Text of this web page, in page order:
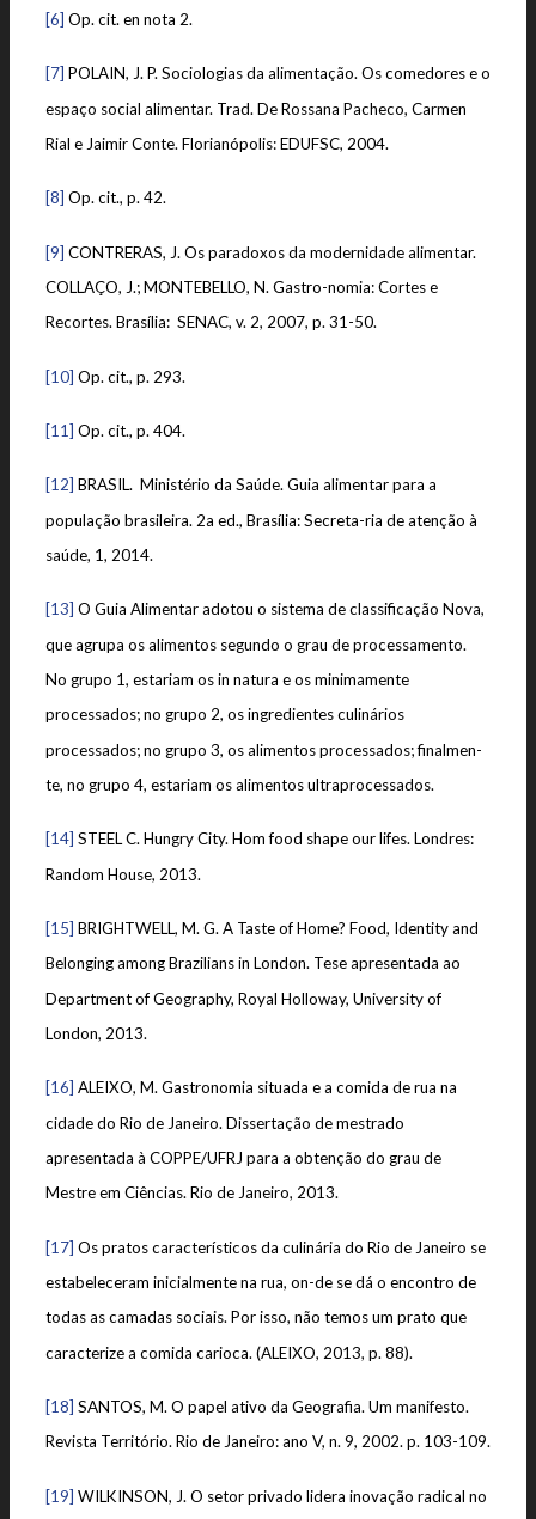
[6] Op. cit. en nota 2.
[7] POLAIN, J. P. Sociologias da alimentação. Os comedores e o
espaço social alimentar. Trad. De Rossana Pacheco, Carmen
Rial e Jaimir Conte. Florianópolis: EDUFSC, 2004.
[8] Op. cit., p. 42.
[9] CONTRERAS, J. Os paradoxos da modernidade alimentar.
COLLAÇO, J.; MONTEBELLO, N. Gastro-nomia: Cortes e
Recortes. Brasília: SENAC, v. 2, 2007, p. 31-50.
[10] Op. cit., p. 293.
[11] Op. cit., p. 404.
[12] BRASIL. Ministério da Saúde. Guia alimentar para a
população brasileira. 2a ed., Brasília: Secreta-ria de atenção à
saúde, 1, 2014.
[13] O Guia Alimentar adotou o sistema de classificação Nova,
que agrupa os alimentos segundo o grau de processamento.
No grupo 1, estariam os in natura e os minimamente
processados; no grupo 2, os ingredientes culinários
processados; no grupo 3, os alimentos processados; finalmen-
te, no grupo 4, estariam os alimentos ultraprocessados.
[14] STEEL C. Hungry City. Hom food shape our lifes. Londres:
Random House, 2013.
[15] BRIGHTWELL, M. G. A Taste of Home? Food, Identity and
Belonging among Brazilians in London. Tese apresentada ao
Department of Geography, Royal Holloway, University of
London, 2013.
[16] ALEIXO, M. Gastronomia situada e a comida de rua na
cidade do Rio de Janeiro. Dissertação de mestrado
apresentada à COPPE/UFRJ para a obtenção do grau de
Mestre em Ciências. Rio de Janeiro, 2013.
[17] Os pratos característicos da culinária do Rio de Janeiro se
estabeleceram inicialmente na rua, on-de se dá o encontro de
todas as camadas sociais. Por isso, não temos um prato que
caracterize a comida carioca. (ALEIXO, 2013, p. 88).
[18] SANTOS, M. O papel ativo da Geografia. Um manifesto.
Revista Território. Rio de Janeiro: ano V, n. 9, 2002. p. 103-109.
[19] WILKINSON, J. O setor privado lidera inovação radical no